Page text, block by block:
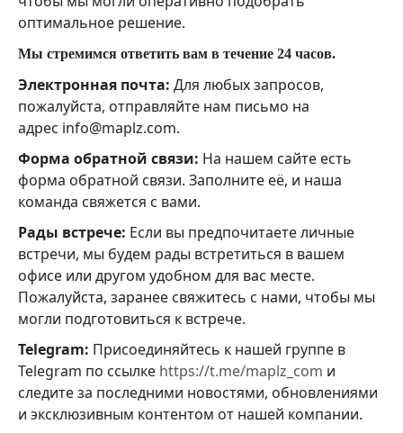
оптимальное решение.
Мы стремимся ответитьвамв течение 24 часов.
Электронная почта: Для любых запросов,
пожалуйста, отправляйте нам письмо на
адрес info@maplz.com.
Форма обратной связи: На нашем сайте есть
форма обратной связи. Заполните её, и наша
команда свяжется с вами.
Рады встрече: Если вы предпочитаете личные
встречи, мы будем рады встретиться в вашем
офисе или другом удобном для вас месте.
Пожалуйста, заранее свяжитесь с нами, чтобы мы
могли подготовиться к встрече.
Telegram: Присоединяйтесь к нашей группе в
Telegram по ссылке https://t.me/maplz_com и
следите за последними новостями, обновлениями
и эксклюзивным контентом от нашей компании.